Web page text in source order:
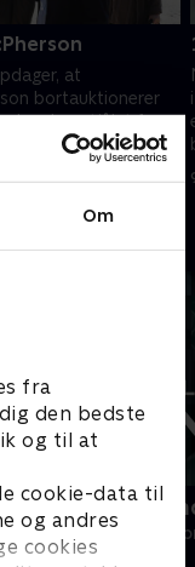
Om
fra
den bedste
og til at
cookie-data til
og andres
cookies
at
bortauktionerer
han har stjålet fra
Brilliant
Drama • 1